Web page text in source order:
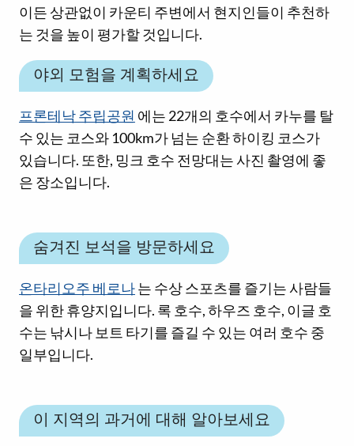
이든 상관없이 카운티 주변에서 현지인들이 추천하
는 것을 높이 평가할 것입니다.
야외 모험을 계획하세요
프론테낙 주립공원 에는 22개의 호수에서 카누를 탈
수 있는 코스와 100km가 넘는 순환 하이킹 코스가
있습니다. 또한, 밍크 호수 전망대는 사진 촬영에 좋
은 장소입니다.
숨겨진 보석을 방문하세요
온타리오주 베로나는 수상 스포츠를 즐기는 사람들
을 위한 휴양지입니다. 록 호수, 하우즈 호수, 이글 호
수는 낚시나 보트 타기를 즐길 수 있는 여러 호수 중
일부입니다.
이 지역의 과거에 대해 알아보세요